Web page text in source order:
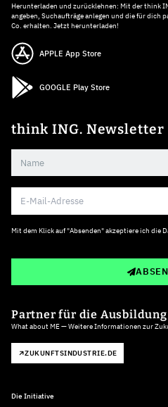
Herunterladen und zurücklehnen: Mit der think
angeben, Suchaufträge anlegen und die für dich
Co. erhalten. Jetzt herunterladen!
APPLE App Store
GOOGLE Play Store
think ING. Newsletter
Mit dem Klick auf "Absenden" akzeptiere ich die
Partner für die Ausbildung
What about ME — Weitere Informationen zur
ZUKUNFTSINDUSTRIE.DE
Die Initiative